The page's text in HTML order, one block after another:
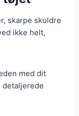
skarpe skuldre
ikke helt,
med dit
detaljerede